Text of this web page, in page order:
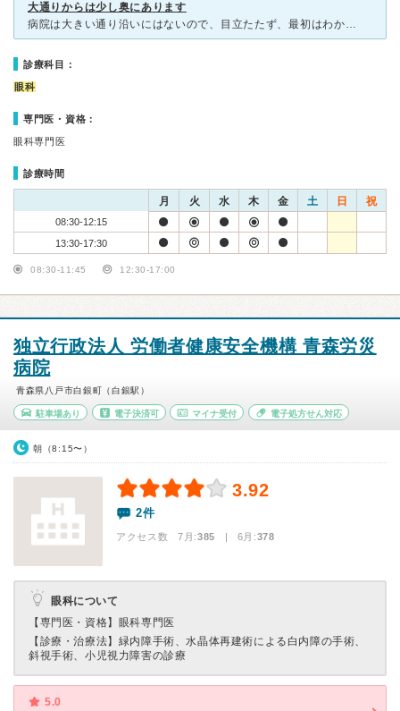
大通りからは少し奥にあります
病院は大きい通り沿いにはないので、目立たたず、最初はわかりにくいかもしれません。でも地図を見れば簡単なので迷うことはないはずです。 病院は新しく、待合室も診察室もとてもキレイです。 駐車場もそ
診療科目：
眼科
専門医・資格：
眼科専門医
診療時間
月 火 水 木 金 土 日 祝
08:30-12:15
13:30-17:30
08:30-11:45 12:30-17:00
独立行政法人 労働者健康安全機構 青森労災
病院
青森県八戸市白銀町（白銀駅）
駐車場あり 電子決済可 マイナ受付 電子処方せん対応
朝（8:15〜）
3.92
2件
アクセス数 7月:385 | 6月:378
眼科について
【専門医・資格】 眼科専門医
【診療・治療法】 緑内障手術、水晶体再建術による白内障の手術、
斜視手術、小児視力障害の診療
5.0